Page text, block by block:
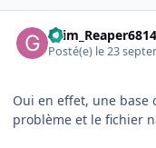
Posté(e) le 23
Oui en effet, une base
problème et le fichier